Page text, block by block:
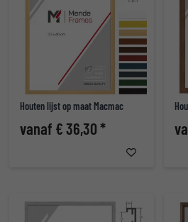
Houten lijst op maat Macmac
vanaf € 36,30 *